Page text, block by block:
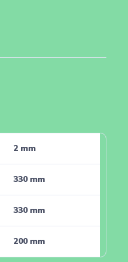
2 mm
330 mm
330 mm
200 mm